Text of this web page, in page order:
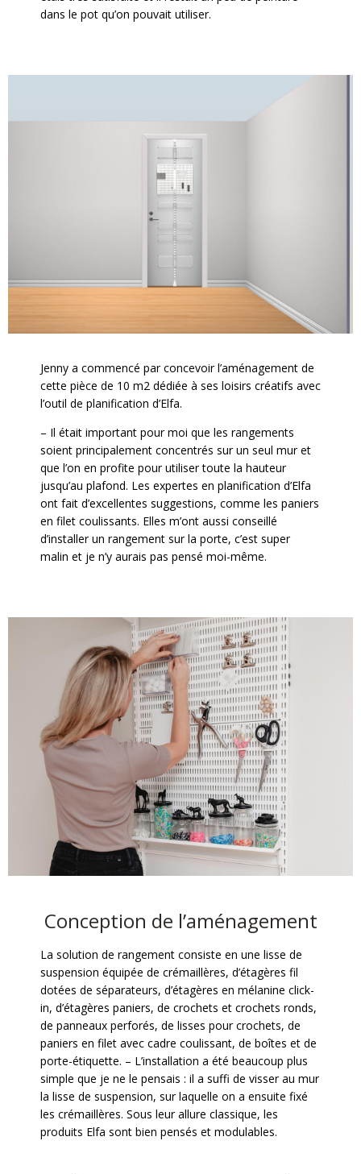
dans le pot qu’on pouvait utiliser.
Jenny a commencé par concevoir l’aménagement de
cette pièce de 10 m2 dédiée à ses loisirs créatifs avec
l’outil de planification d’Elfa.
– Il était important pour moi que les rangements
soient principalement concentrés sur un seul mur et
que l’on en profite pour utiliser toute la hauteur
jusqu’au plafond. Les expertes en planification d’Elfa
ont fait d’excellentes suggestions, comme les paniers
en filet coulissants. Elles m’ont aussi conseillé
d’installer un rangement sur la porte, c’est super
malin et je n’y aurais pas pensé moi-même.
Conception de l’aménagement
La solution de rangement consiste en une lisse de
suspension équipée de crémaillères, d’étagères fil
dotées de séparateurs, d’étagères en mélanine click-
in, d’étagères paniers, de crochets et crochets ronds,
de panneaux perforés, de lisses pour crochets, de
paniers en filet avec cadre coulissant, de boîtes et de
porte-étiquette. – L’installation a été beaucoup plus
simple que je ne le pensais : il a suffi de visser au mur
la lisse de suspension, sur laquelle on a ensuite fixé
les crémaillères. Sous leur allure classique, les
produits Elfa sont bien pensés et modulables.